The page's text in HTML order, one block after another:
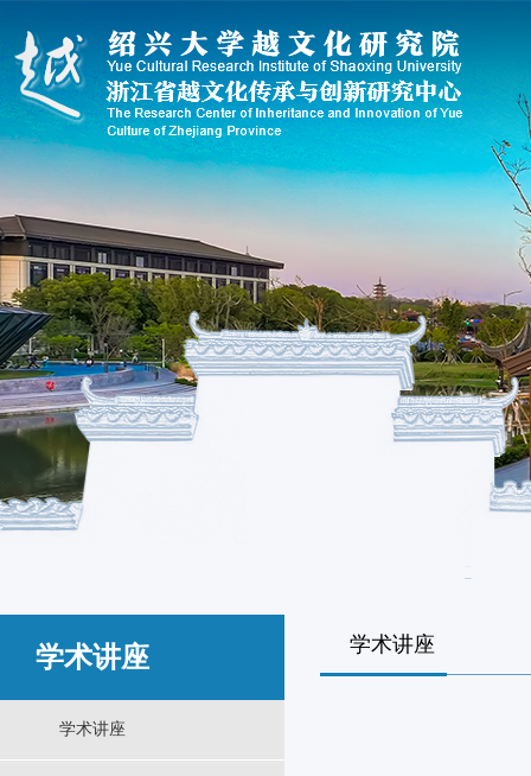
学术讲座
学术讲座
学术讲座